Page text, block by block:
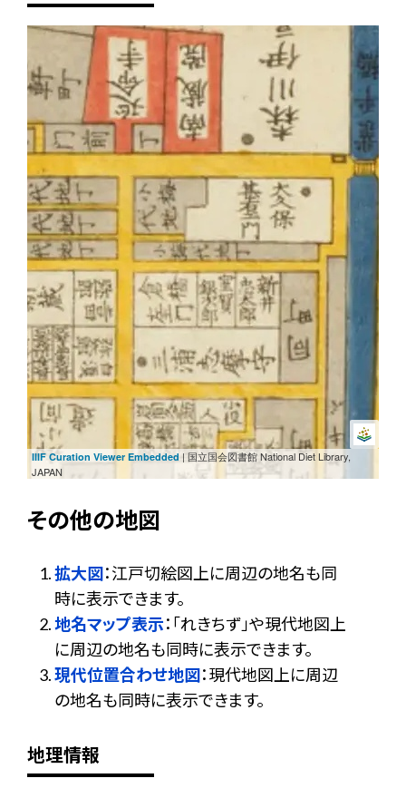
-
IIIF Curation Viewer Embedded | 国立国会図書館 National Diet Library,
JAPAN
その他の地図
拡大図：江戸切絵図上に周辺の地名も同
時に表示できます。
地名マップ表示：「れきちず」や現代地図上
に周辺の地名も同時に表示できます。
現代位置合わせ地図：現代地図上に周辺
の地名も同時に表示できます。
地理情報